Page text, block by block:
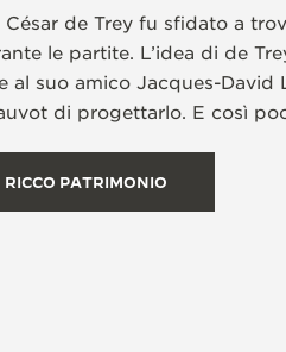
César de Trey fu sfidato a
le partite. L’idea di de
al suo amico Jacques-
di progettarlo. E così
PATRIMONIO